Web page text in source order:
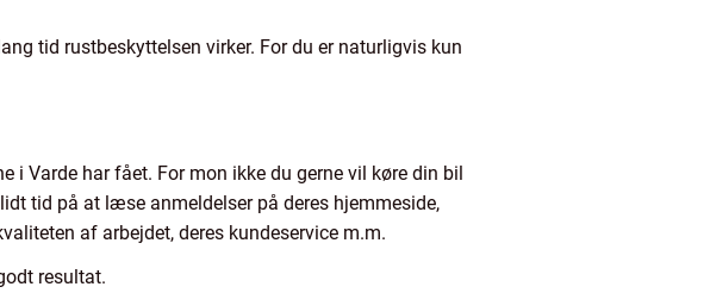
tid rustbeskyttelsen virker. For du er naturligvis kun
i Varde har fået. For mon ikke du gerne vil køre din bil
tid på at læse anmeldelser på deres hjemmeside,
af arbejdet, deres kundeservice m.m.
resultat.